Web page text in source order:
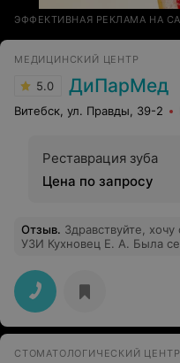
ЭФФЕКТИВНАЯ РЕКЛАМА НА
МЕДИЦИНСКИЙ ЦЕНТР
5.0 ДиПарМед
Витебск, ул. Правды, 39-2
Реставрация зуба
Цена по запросу
Отзыв. Здравствуйте,
УЗИ Кухновец Е. А. Была
конечностей, осталось
очень внимательно
посоветует, в моем
договорилась о приёме, хочу выразить огромное
спасибо и благодарю за
рекомендую на все 100
СТОМАТОЛОГИЧЕСКИЙ ЦЕНТР